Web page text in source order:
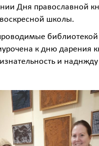
Дня православной
школы.
к дню дарения
и